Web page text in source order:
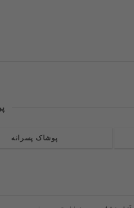
پوشاک پسرانه